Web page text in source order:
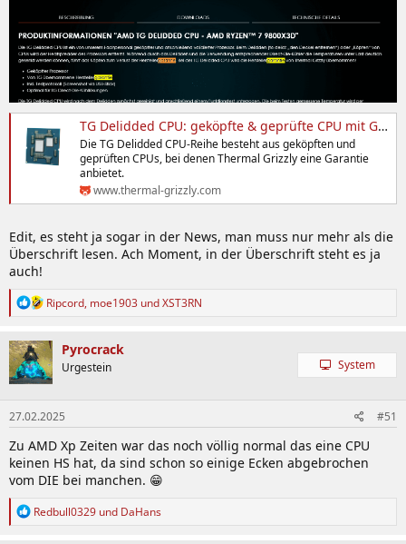
TG Delidded CPU: geköpfte & geprüfte CPU mit Garantie
Die TG Delidded CPU-Reihe besteht aus geköpften und
geprüften CPUs, bei denen Thermal Grizzly eine Garantie
anbietet.
www.thermal-grizzly.com
Edit, es steht ja sogar in der News, man muss nur mehr als die
Überschrift lesen. Ach Moment, in der Überschrift steht es ja
auch!
R
k
t
i
o
n
e
n
:
Ripcord, moe1903 undXST3RN
Pyrocrack
Urgestein System
27.02.2025 #51
Zu AMD Xp Zeiten war das noch völlig normal das eine CPU
keinen HS hat, da sind schon so einige Ecken abgebrochen
vom DIE bei manchen. 😁
R
Redbull0329 und DaHans